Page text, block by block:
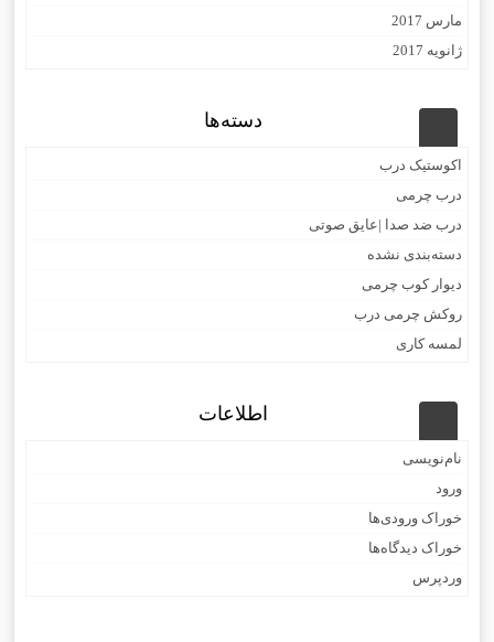
مارس 2017
ژانویه 2017
دسته‌ها
اکوستیک درب
درب چرمی
درب ضد صدا |عایق صوتی
دسته‌بندی نشده
دیوار کوب چرمی
روکش چرمی درب
لمسه کاری
اطلاعات
نام‌نویسی
ورود
خوراک ورودی‌ها
خوراک دیدگاه‌ها
وردپرس